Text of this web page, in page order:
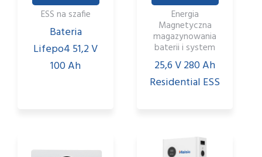
ESS na szafie
Bateria
Lifepo4 51,2 V
100 Ah
Energia
Magnetyczna
magazynowania
baterii i system
25,6 V 280 Ah
Residential ESS